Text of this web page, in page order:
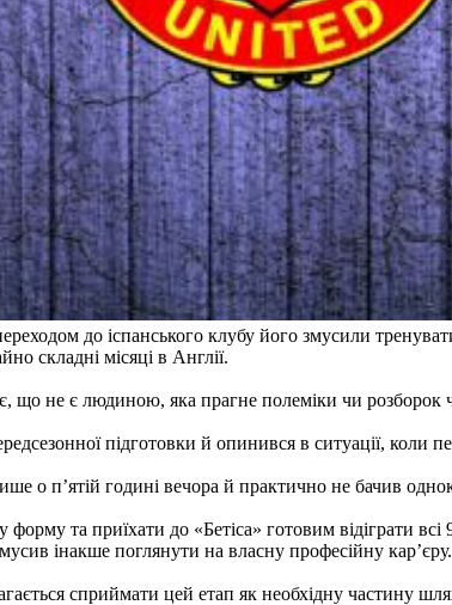
до іспанського клубу його змусили
складні місяці в Англії.
що не є людиною, яка прагне полеміки чи розборок
підготовки й опинився в ситуації, коли
о п’ятій годині вечора й практично не бачив
та приїхати до «Бетіса» готовим відіграти
інакше поглянути на власну професійну кар’єру.​
сприймати цей етап як необхідну частину